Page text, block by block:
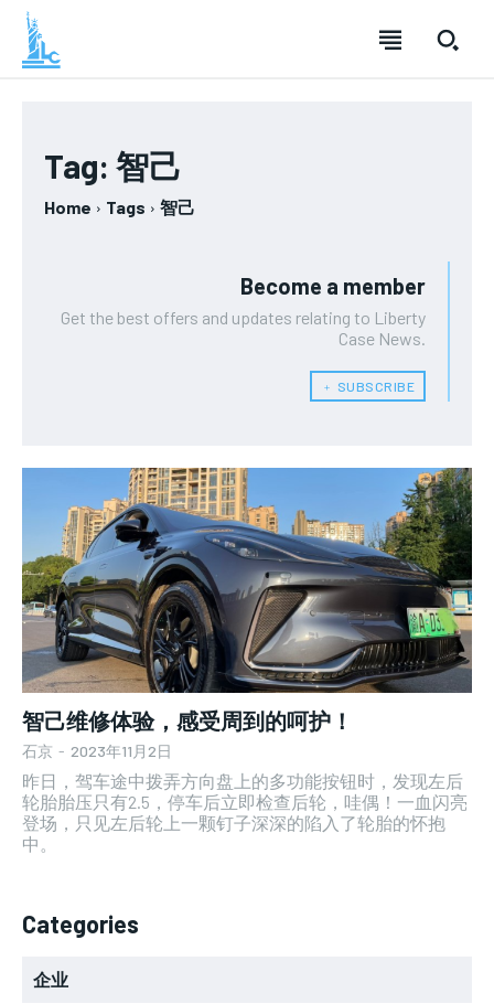
Welcome to Liberty Case
We have a curated list of the most noteworthy news
stay ahead of the curve.
PUBLIC OPINION
Welcome to Liberty Case
We have a curated list of the most noteworthy news from all
Your Profile
PUBLIC OPINION
LIFESTYLE
Welcome to Liberty Case
We have a curated list of the most noteworthy news from all
Your Profile
PUBLIC OPINION
LIFESTYLE
Tag: 智己
Home Tags 智己
Become a member
Get the best offers and updates relating to Liberty
Case News.
﹢ SUBSCRIBE
智己维修体验，感受周到的呵护！
石京 - 2023年11月2日
昨日，驾车途中拨弄方向盘上的多功能按钮时，发现左后
轮胎胎压只有2.5，停车后立即检查后轮，哇偶！一血闪亮
登场，只见左后轮上一颗钉子深深的陷入了轮胎的怀抱
中。
Categories
企业